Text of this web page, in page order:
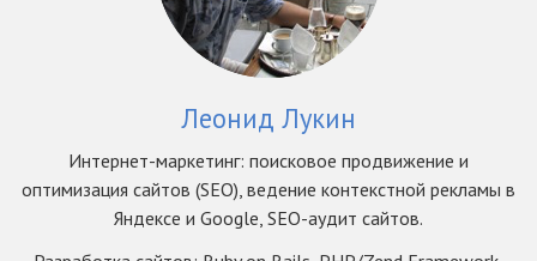
Леонид Лукин
Интернет-маркетинг: поисковое продвижение и
оптимизация сайтов (SEO), ведение контекстной рекламы в
Яндексе и Google, SEO-аудит сайтов.